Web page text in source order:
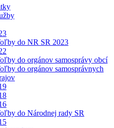
do NR SR 2023
do orgánov samosprávy obcí
do orgánov samosprávnych
do Národnej rady SR